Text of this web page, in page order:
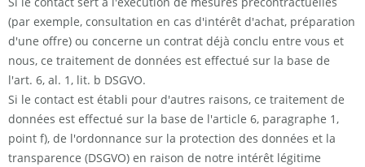
(par exemple, consultation en cas d'intérêt d'achat, préparation
d'une offre) ou concerne un contrat déjà conclu entre vous et
nous, ce traitement de données est effectué sur la base de
l'art. 6, al. 1, lit. b DSGVO.
Si le contact est établi pour d'autres raisons, ce traitement de
données est effectué sur la base de l'article 6, paragraphe 1,
point f), de l'ordonnance sur la protection des données et la
transparence (DSGVO) en raison de notre intérêt légitime